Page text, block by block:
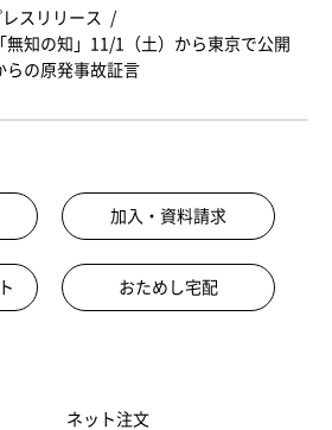
レスリリース
無知の知」11/1（土）から東京で公開
らの原発事故証言
加入・資料請求
おためし宅配
ネット注文